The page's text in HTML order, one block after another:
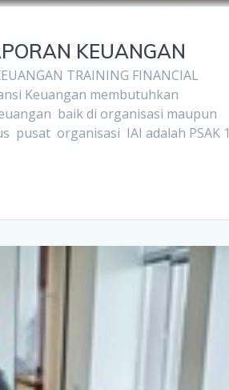
KEUANGAN
TRAINING FINANCIAL
Keuangan membutuhkan
baik di organisasi maupun
pusat organisasi IAI adalah PSAK 1